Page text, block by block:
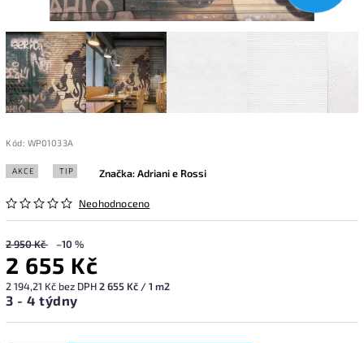
Kód: WP01033A
AKCE TIP
Neohodnoceno
Značka:Adriani e Rossi
2 950 Kč –10 %
2 655 Kč
2 194,21 Kč bez DPH2 655 Kč / 1 m2
3 - 4 týdny